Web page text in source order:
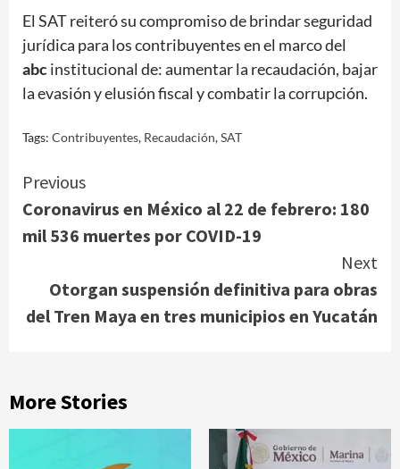
El SAT reiteró su compromiso de brindar seguridad
jurídica para los contribuyentes en el marco del
abcinstitucional de: aumentar la recaudación, bajar
la evasión y elusión fiscal y combatir la corrupción.
Tags: Contribuyentes, Recaudación,SAT
Continue
Reading
Previous
Coronavirus en México al 22 de febrero: 180
mil 536 muertes por COVID-19
Next
Otorgan suspensión definitiva para obras
del Tren Maya en tres municipios en Yucatán
More Stories